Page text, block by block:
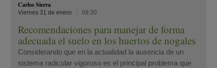
Carlos Sierra
Viernes 31 de enero 08:30
Recomendaciones para manejar de forma
adecuada el suelo en los huertos de nogales
Considerando que en la actualidad la ausencia de un
sistema radicular vigoroso es el principal problema que